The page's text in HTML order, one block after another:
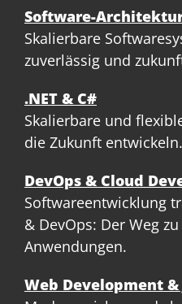
Software-
Skalierbare
zuverlässig und
.NET & C#
Skalierbare und
die Zukunft entwickeln.
DevOps & Cloud
Softwareentwicklung
& DevOps: Der Weg
Anwendungen.
Web Development &